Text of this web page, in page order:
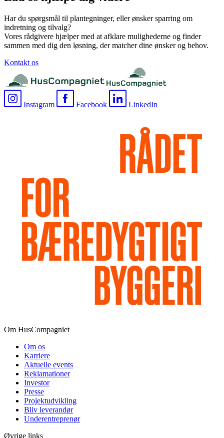
Har du spørgsmål til plantegninger, eller ønsker sparring om
indretning og tilvalg?
Vores rådgivere hjælper med at afklare mulighederne og finder
sammen med dig den løsning, der matcher dine ønsker og behov.
Kontakt os
Instagram Facebook LinkedIn
Om HusCompagniet
Om os
Karriere
Aktuelle events
Reklamationer
Investor
Presse
Projektudvikling
Bliv leverandør
Underentreprenør
Øvrige links